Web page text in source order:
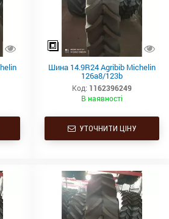
Шина 14.9R24 Agribib Michelin
126a8/123b
Код: 1162396249
В наявності
УТОЧНИТИ ЦІНУ